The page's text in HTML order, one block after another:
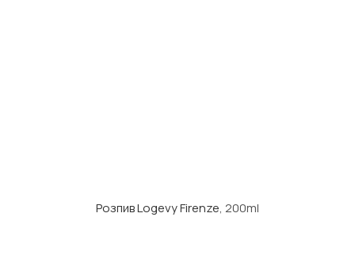
Розпив Logevy Firenze, 200ml